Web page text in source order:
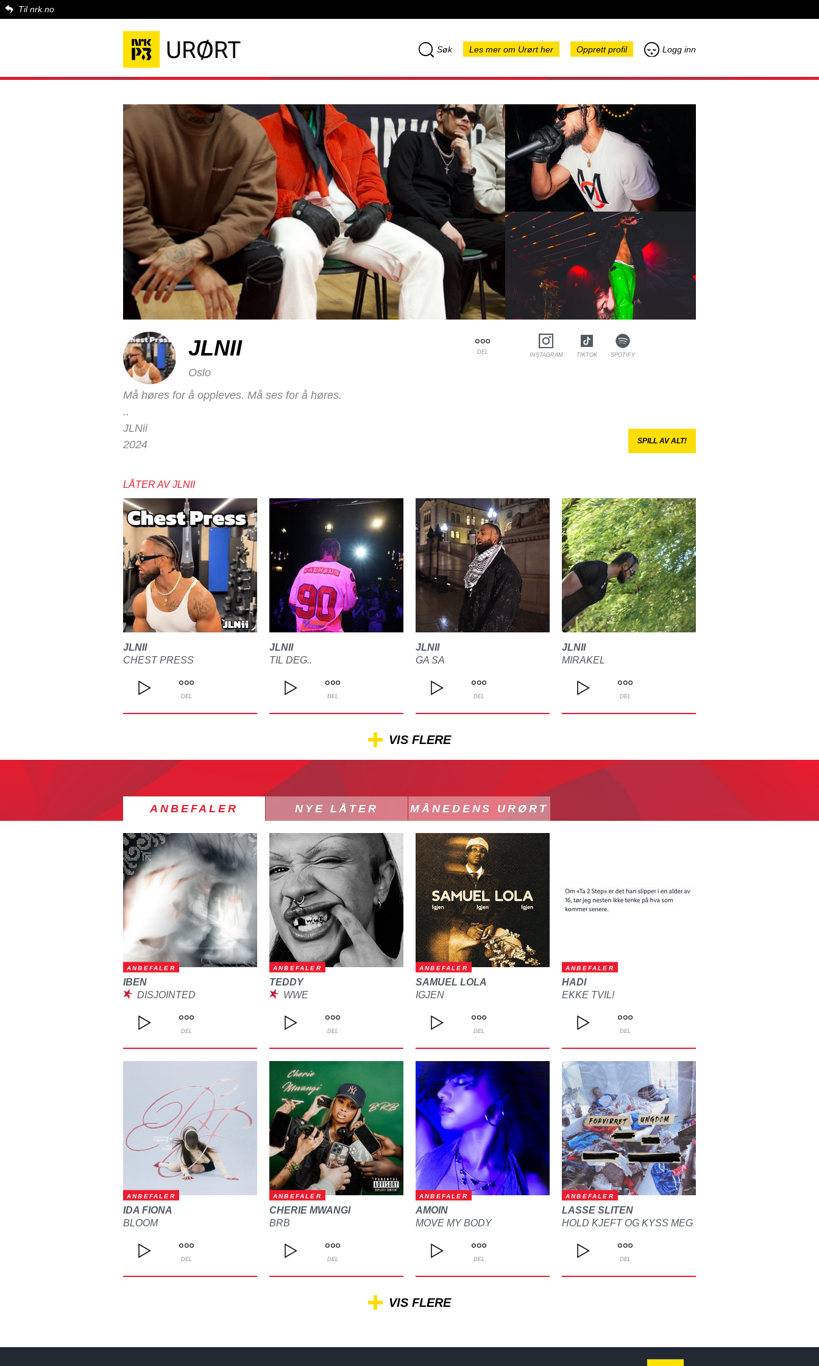
Til nrk.no
Søk Les mer om Urørt her Opprett profil Logg inn
DEL
JLNII
Oslo
Må høres for å oppleves. Må ses for å høres.
..
JLNii
2024
INSTAGRAM TIKTOK SPOTIFY
SPILL AV ALT!
LÅTER AV JLNII
JLNII
CHEST PRESS
DEL
JLNII
TIL DEG..
DEL
JLNII
GA SA
DEL
JLNII
MIRAKEL
DEL
VIS FLERE
ANBEFALER NYE LÅTER MÅNEDENS URØRT
ANBEFALER
IBEN
DISJOINTED
DEL
ANBEFALER
TEDDY
WWE
DEL
ANBEFALER
SAMUEL LOLA
IGJEN
DEL
ANBEFALER
HADI
EKKE TVIL!
DEL
ANBEFALER
IDA FIONA
BLOOM
DEL
ANBEFALER
CHERIE MWANGI
BRB
DEL
ANBEFALER
AMOIN
MOVE MY BODY
DEL
ANBEFALER
LASSE SLITEN
HOLD KJEFT OG KYSS MEG
DEL
VIS FLERE